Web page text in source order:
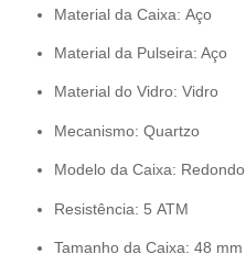
Material da Caixa: Aço
Material da Pulseira: Aço
Material do Vidro: Vidro
Mecanismo: Quartzo
Modelo da Caixa: Redondo
Resistência: 5 ATM
Tamanho da Caixa: 48 mm